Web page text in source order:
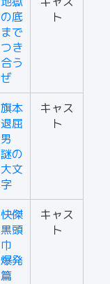
の底
まで
つき
合う
ぜ
ト
旗本
退屈
男
謎の
大文
字
キャス
ト
快傑
黒頭
巾
爆発
篇
キャス
ト